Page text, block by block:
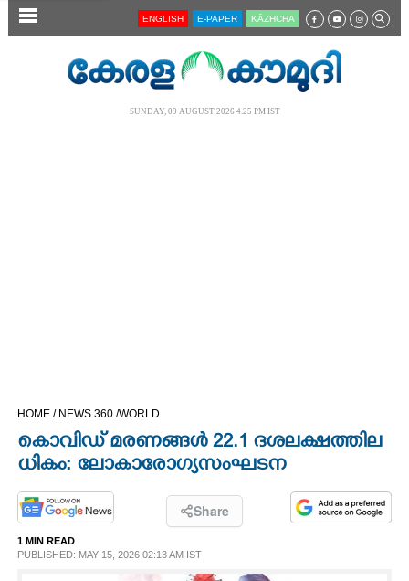
SECTIONS ENGLISH E-PAPER KĀZHCHA
SUNDAY, 09 AUGUST 2026 4.25 PM IST
HOME / NEWS 360 /WORLD
കൊവി​ഡ് മ​ര​ണ​ങ്ങ​ൾ​ 22.1​ ​ദ​ശ​ല​ക്ഷ​ത്തി​ല​
ധി​കം​:​ ലോ​കാ​രോ​ഗ്യ​സം​ഘ​ടന
Share
1 MIN READ
PUBLISHED: MAY 15, 2026 02:13 AM IST